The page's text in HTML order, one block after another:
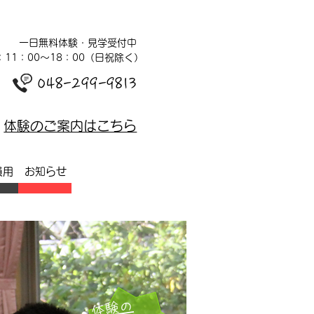
一日無料体験・見学受付中
11：00～18：00（日祝除く）
048-299-9813
体験のご案内はこちら
用 お知らせ
体験の